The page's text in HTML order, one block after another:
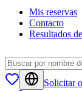
Mis reservas
Contacto
Resultados
Solicitar